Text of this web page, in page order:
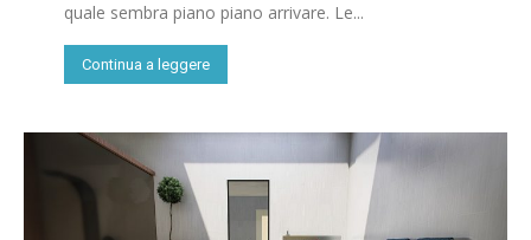
quale sembra piano piano arrivare. Le...
Continua a leggere